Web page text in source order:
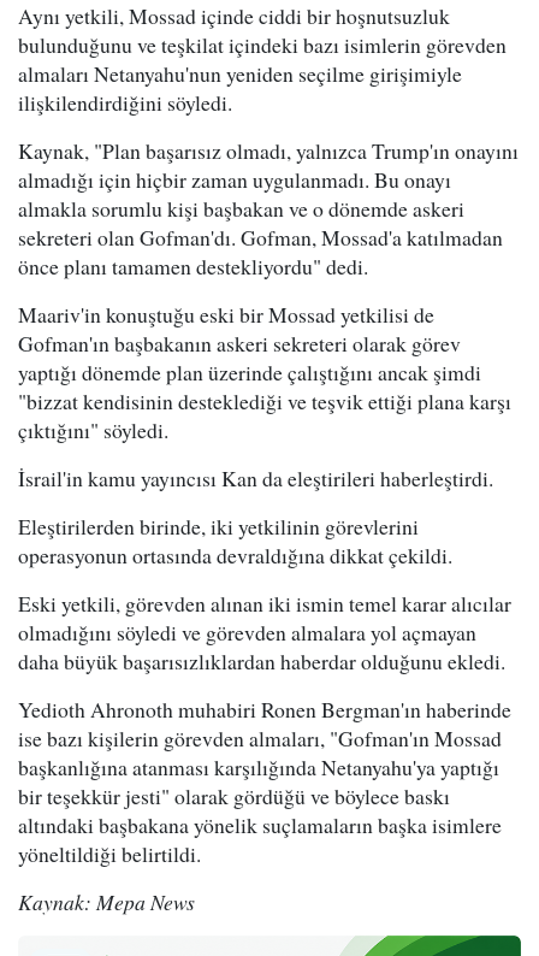
Aynı yetkili, Mossad içinde ciddi bir hoşnutsuzluk
bulunduğunu ve teşkilat içindeki bazı isimlerin görevden
almaları Netanyahu'nun yeniden seçilme girişimiyle
ilişkilendirdiğini söyledi.
Kaynak, "Plan başarısız olmadı, yalnızca Trump'ın onayını
almadığı için hiçbir zaman uygulanmadı. Bu onayı
almakla sorumlu kişi başbakan ve o dönemde askeri
sekreteri olan Gofman'dı. Gofman, Mossad'a katılmadan
önce planı tamamen destekliyordu" dedi.
Maariv'in konuştuğu eski bir Mossad yetkilisi de
Gofman'ın başbakanın askeri sekreteri olarak görev
yaptığı dönemde plan üzerinde çalıştığını ancak şimdi
"bizzat kendisinin desteklediği ve teşvik ettiği plana karşı
çıktığını" söyledi.
İsrail'in kamu yayıncısı Kan da eleştirileri haberleştirdi.
Eleştirilerden birinde, iki yetkilinin görevlerini
operasyonun ortasında devraldığına dikkat çekildi.
Eski yetkili, görevden alınan iki ismin temel karar alıcılar
olmadığını söyledi ve görevden almalara yol açmayan
daha büyük başarısızlıklardan haberdar olduğunu ekledi.
Yedioth Ahronoth muhabiri Ronen Bergman'ın haberinde
ise bazı kişilerin görevden almaları, "Gofman'ın Mossad
başkanlığına atanması karşılığında Netanyahu'ya yaptığı
bir teşekkür jesti" olarak gördüğü ve böylece baskı
altındaki başbakana yönelik suçlamaların başka isimlere
yöneltildiği belirtildi.
Kaynak: Mepa News